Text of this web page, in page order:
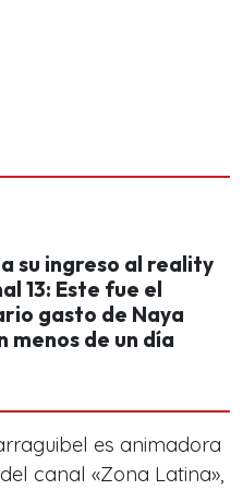
su ingreso al reality
13: Este fue el
gasto de Naya
menos de un día
es animadora
canal «Zona Latina»,